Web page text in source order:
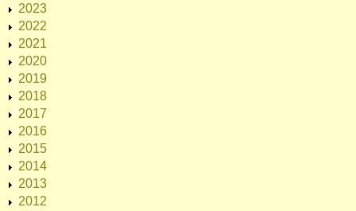
2023
2022
2021
2020
2019
2018
2017
2016
2015
2014
2013
2012